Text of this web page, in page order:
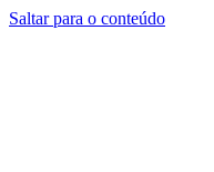
Saltar para o conteúdo